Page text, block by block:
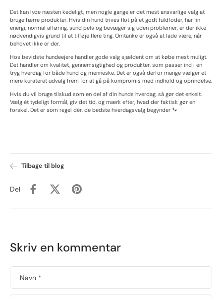
Det kan lyde næsten kedeligt, men nogle gange er det mest ansvarlige valg at
bruge færre produkter. Hvis din hund trives flot på et godt fuldfoder, har fin
energi, normal afføring, sund pels og bevæger sig uden problemer, er der ikke
nødvendigvis grund til at tilføje flere ting. Omtanke er også at lade være, når
behovet ikke er der.
Hos bevidste hundeejere handler gode valg sjældent om at købe mest muligt.
Det handler om kvalitet, gennemsigtighed og produkter, som passer ind i en
tryg hverdag for både hund og menneske. Det er også derfor mange vælger et
mere kurateret udvalg frem for at gå på kompromis med indhold og oprindelse.
Hvis du vil bruge tilskud som en del af din hunds hverdag, så gør det enkelt.
Vælg ét tydeligt formål, giv det tid, og mærk efter, hvad der faktisk gør en
forskel. Det er som regel dér, de bedste hverdagsvalg begynder 🐾
Tilbage til blog
Del
Skriv en kommentar
Navn *